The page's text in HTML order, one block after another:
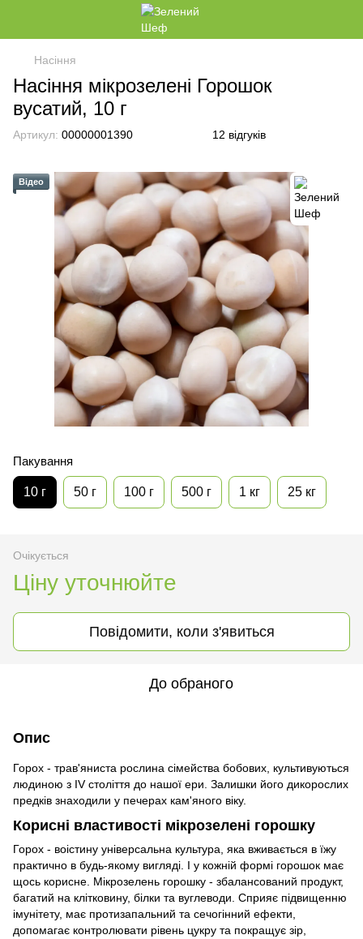
Насіння
Насіння мікрозелені Горошок
вусатий, 10 г
Артикул: 00000001390 12 відгуків
Відео
Пакування
10 г 50 г 100 г 500 г 1 кг 25 кг
Очікується
Ціну уточнюйте
Повідомити, коли з'явиться
До обраного
Опис
Горох - трав'яниста рослина сімейства бобових, культивуються
людиною з IV століття до нашої ери. Залишки його дикорослих
предків знаходили у печерах кам'яного віку.
Корисні властивості мікрозелені горошку
Горох - воістину універсальна культура, яка вживається в їжу
практично в будь-якому вигляді. І у кожній формі горошок має
щось корисне. Мікрозелень горошку - збалансований продукт,
багатий на клітковину, білки та вуглеводи. Сприяє підвищенню
імунітету, має протизапальний та сечогінний ефекти,
допомагає контролювати рівень цукру та покращує зір,